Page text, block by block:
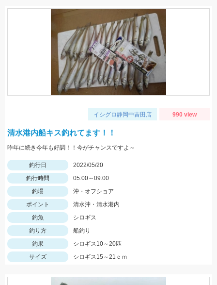
イシグロ静岡中吉田店 990 view
清水港内船キス釣れてます！！
昨年に続き今年も好調！！今がチャンスですよ～
釣行日
2022/05/20
釣行時間
05:00～09:00
釣場
沖・オフショア
ポイント
清水沖・清水港内
釣魚
シロギス
釣り方
船釣り
釣果
シロギス10～20匹
サイズ
シロギス15～21ｃｍ